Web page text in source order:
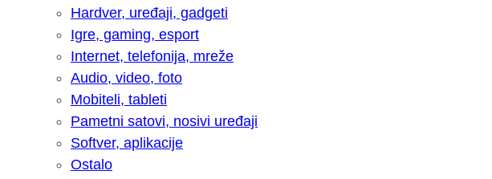
Hardver, uređaji, gadgeti
Igre, gaming, esport
Internet, telefonija, mreže
Audio, video, foto
Mobiteli, tableti
Pametni satovi, nosivi uređaji
Softver, aplikacije
Ostalo